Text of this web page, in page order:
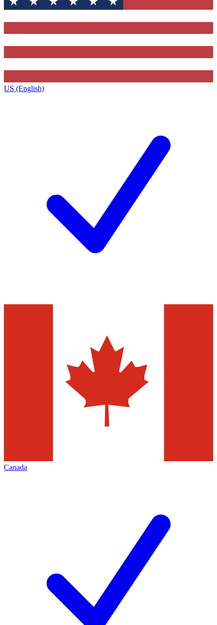
US (English)
Canada